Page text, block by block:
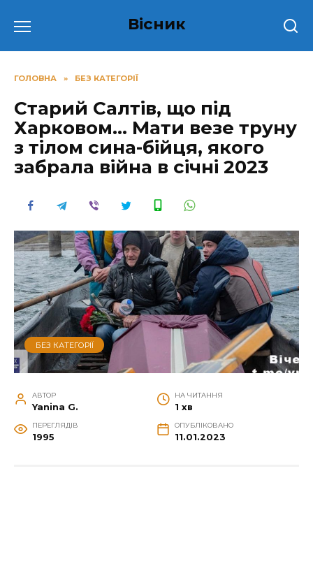
до
Вісник
ГОЛОВНА » БЕЗ КАТЕГОРІЇ
Старий Салтів, що під
Харковом… Мати везе труну
з тілом сина-бійця, якого
забрала війнa в січні 2023
БЕЗ КАТЕГОРІЇ
АВТОР
Yanina G.
НА ЧИТАННЯ
1 хв
ПЕРЕГЛЯДІВ
1995
ОПУБЛІКОВАНО
11.01.2023